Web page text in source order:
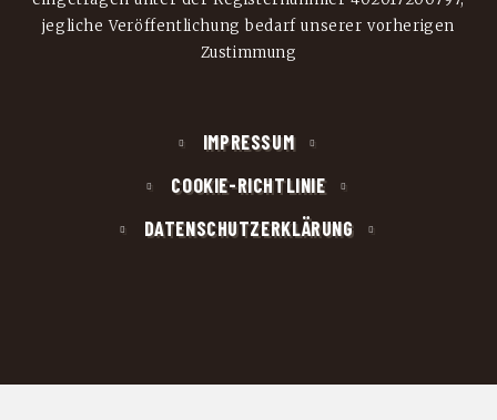
jegliche Veröffentlichung bedarf unserer vorherigen
Zustimmung
IMPRESSUM
COOKIE-RICHTLINIE
DATENSCHUTZERKLÄRUNG